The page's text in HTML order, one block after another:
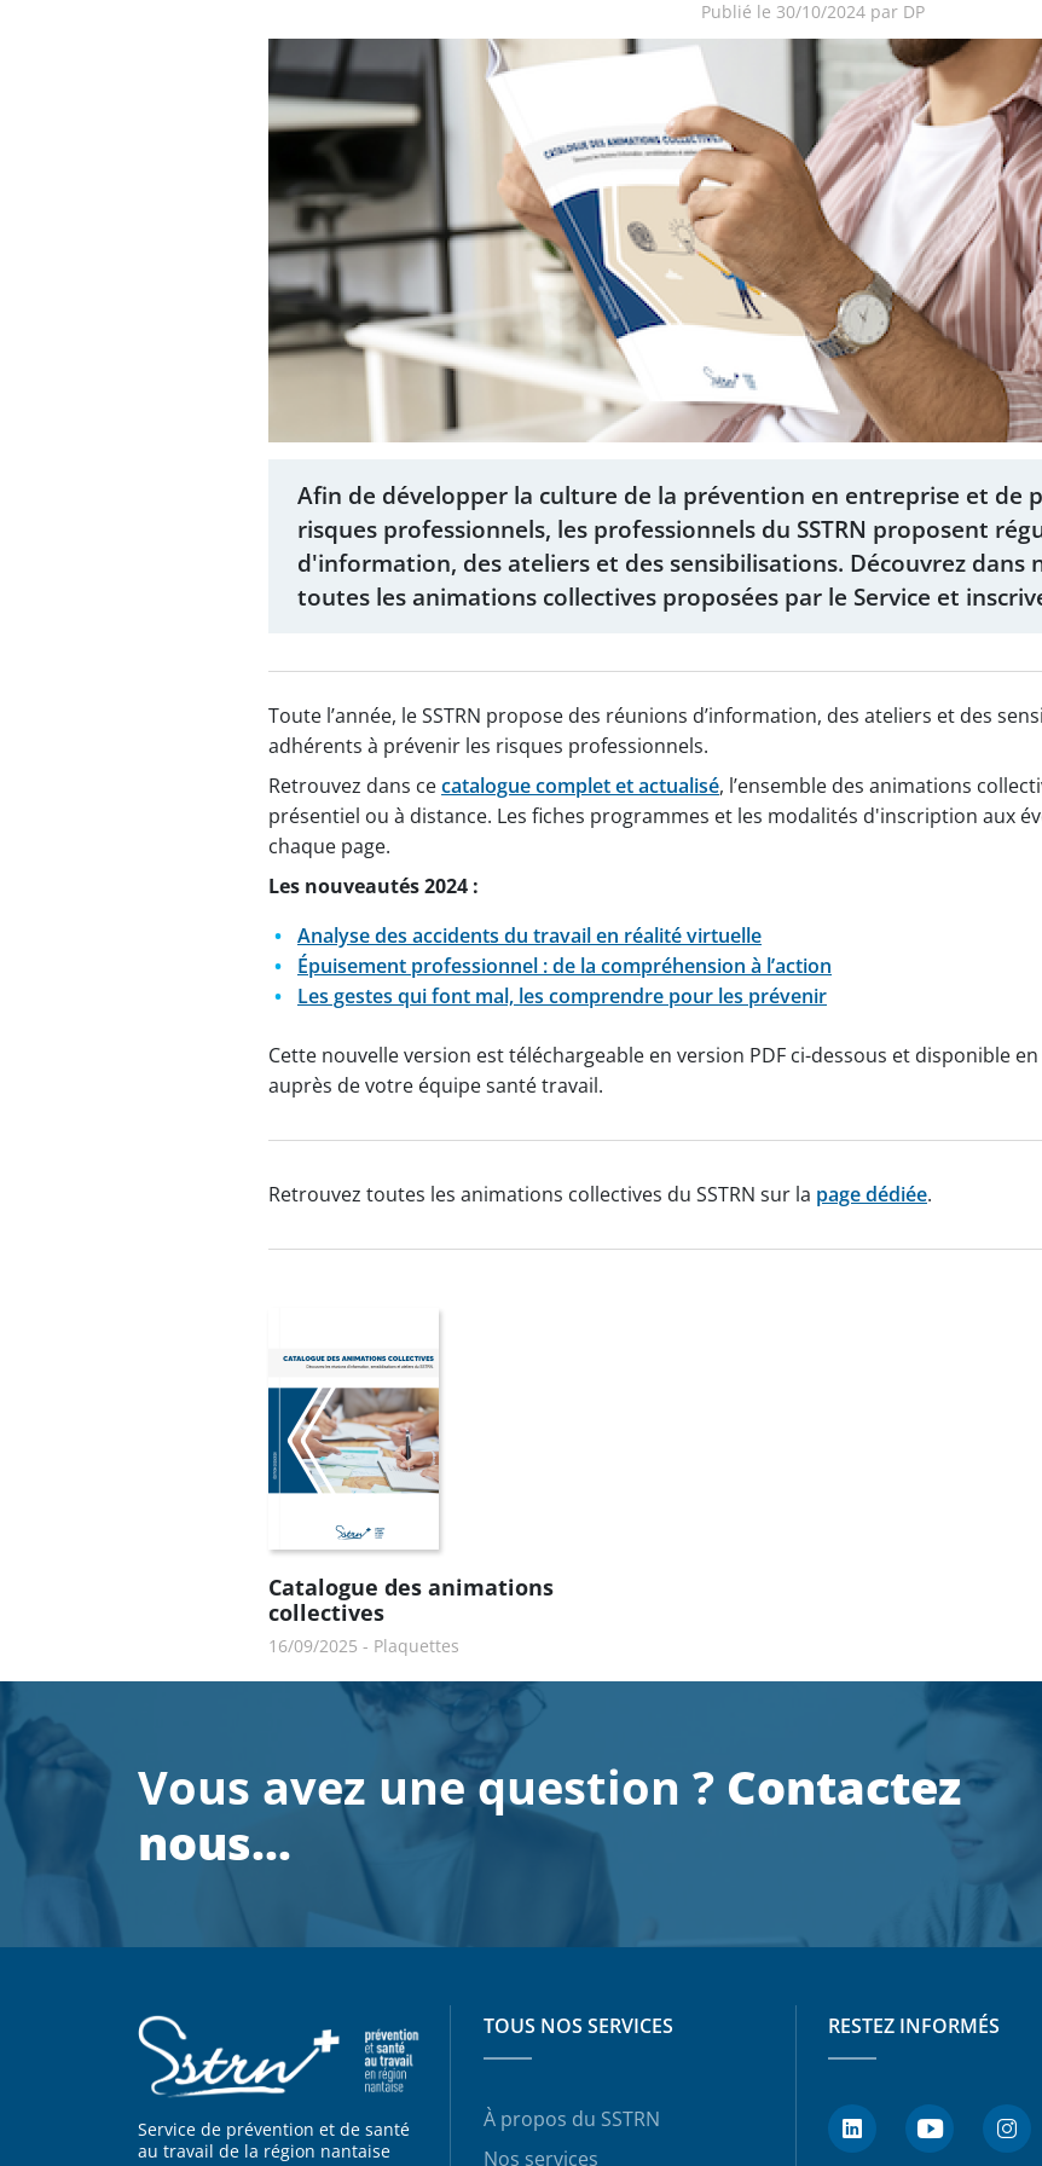
Publié le 30/10/2024 par DP
Afin de développer la culture de la prévention en entreprise et de
risques professionnels, les professionnels du SSTRN proposent
d'information, des ateliers et des sensibilisations. Découvrez dans
toutes les animations collectives proposées par le Service et
Toute l’année, le SSTRN propose des réunions d’information, des ateliers et des
adhérents à prévenir les risques professionnels.
Retrouvez dans cecatalogue complet et actualisé, l’ensemble des animations
présentiel ou à distance. Les fiches programmes et les modalités d'inscription aux
chaque page.
Les nouveautés 2024 :
Analyse des accidents du travail en réalité virtuelle
Épuisement professionnel : de la compréhension à l’action
Les gestes qui font mal, les comprendre pour les prévenir
Cette nouvelle version est téléchargeable en version PDF ci-dessous et disponible
auprès de votre équipe santé travail.
Retrouvez toutes les animations collectives du SSTRN sur la page dédiée.
Catalogue des animations
collectives
16/09/2025 - Plaquettes
Vous avez une question ? Contactez
nous…
Service de prévention et de santé
au travail de la région nantaise
TOUS NOS SERVICES
À propos du SSTRN
Nos services
RESTEZ INFORMÉS